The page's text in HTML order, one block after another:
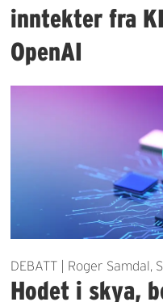
inntekter fra
OpenAI
DEBATT | Roger Samdal,
Hodet i skya,